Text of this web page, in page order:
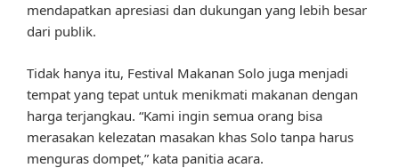
mendapatkan apresiasi dan dukungan yang lebih besar
dari publik.
Tidak hanya itu, Festival Makanan Solo juga menjadi
tempat yang tepat untuk menikmati makanan dengan
harga terjangkau. “Kami ingin semua orang bisa
merasakan kelezatan masakan khas Solo tanpa harus
menguras dompet,” kata panitia acara.